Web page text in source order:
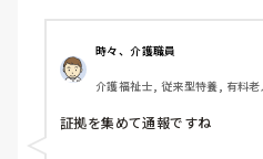
時々、介護職員
介護福祉士, 従来型特養, 有料
証拠を集めて通報ですね